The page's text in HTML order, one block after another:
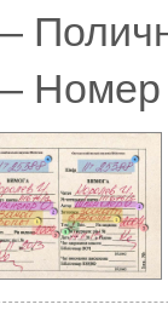
Номер